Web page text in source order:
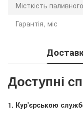
Місткість
Гарантія, міс
Доступні
1. Кур'єрською